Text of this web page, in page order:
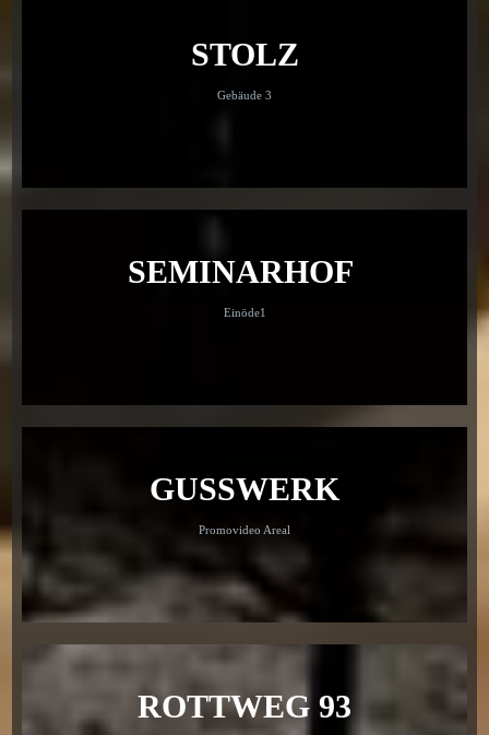
STOLZ
Gebäude 3
SEMINARHOF
Einöde1
GUSSWERK
Promovideo Areal
ROTTWEG 93